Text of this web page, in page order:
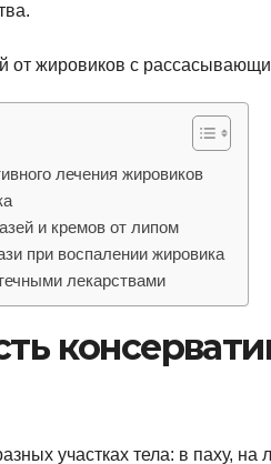
лечения жировиков
и кремов от липом
при воспалении жировика
лекарствами
участках тела: в паху,